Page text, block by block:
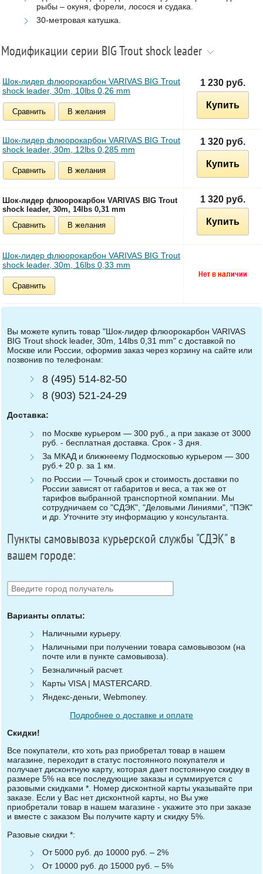
рыбы – окуня, форели, лосося и судака.
30-метровая катушка.
Модификации серии BIG Trout shock leader
Шок-лидер флюорокарбон VARIVAS BIG Trout
shock leader, 30m, 10lbs 0,26 mm
Сравнить В желания
1 230 руб.
Купить
Шок-лидер флюорокарбон VARIVAS BIG Trout
shock leader, 30m, 12lbs 0,285 mm
Сравнить В желания
1 320 руб.
Купить
Шок-лидер флюорокарбон VARIVAS BIG Trout
shock leader, 30m, 14lbs 0,31 mm
Сравнить
В желания
1 320 руб.
Купить
Шок-лидер флюорокарбон VARIVAS BIG Trout
shock leader, 30m, 16lbs 0,33 mm
Сравнить
Вы можете купить товар "Шок-лидер флюорокарбон VARIVAS
BIG Trout shock leader, 30m, 14lbs 0,31 mm" с доставкой по
Москве или России, оформив заказ через корзину на сайте или
позвонив по телефонам:
8 (495) 514-82-50
8 (903) 521-24-29
Доставка:
по Москве курьером — 300 руб., а при заказе от 3000
руб. - бесплатная доставка. Срок - 3 дня.
За МКАД и ближнеему Подмосковью курьером — 300
руб.+ 20 р. за 1 км.
по России — Точный срок и стоимость доставки по
России зависят от габаритов и веса, а так же от
тарифов выбранной транспортной компании. Мы
сотрудничаем со "СДЭК", "Деловыми Линиями", "ПЭК"
и др. Уточните эту информацию у консультанта.
Пункты самовывоза курьерской службы "СДЭК" в
вашем городе:
Варианты оплаты:
Наличными курьеру.
Наличными при получении товара самовывозом (на
почте или в пункте самовывоза).
Безналичный расчет.
Карты VISA | MASTERCARD.
Яндекс-деньги, Webmoney.
Подробнее о доставке и оплате
Скидки!
Все покупатели, кто хоть раз приобретал товар в нашем
магазине, переходит в статус постоянного покупателя и
получает дисконтную карту, которая дает постоянную скидку в
размере 5% на все последующие заказы и суммируется с
разовыми скидками *. Номер дисконтной карты указывайте при
заказе. Если у Вас нет дисконтной карты, но Вы уже
приобретали товар в нашем магазине - укажите это при заказе
и вместе с заказом Вы получите карту и скидку 5%.
Разовые скидки *:
От 5000 руб. до 10000 руб. – 2%
От 10000 руб. до 15000 руб. – 5%